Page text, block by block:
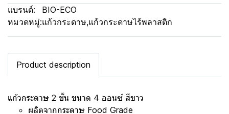
แบรนด์:
BIO-ECO
หมวดหมู่:แก้วกระดาษ,แก้วกระดาษไร้พลาสติก
Product description
แก้วกระดาษ 2 ชั้น ​ขนาด 4 ออนซ์ สีขาว
ผลิตจากกระดาษ Food Grade